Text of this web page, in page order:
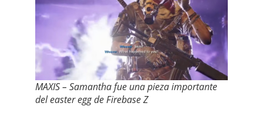
MAXIS – Samantha fue una pieza importante
del easter egg de Firebase Z